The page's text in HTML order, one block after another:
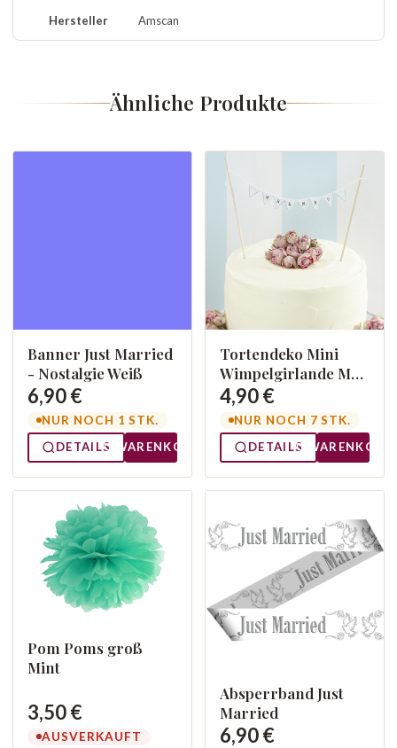
Hersteller Amscan
Ähnliche Produkte
Banner Just Married
- Nostalgie Weiß
6,90 €
NUR NOCH 1 STK.
DETAILS
WARENKORB
Tortendeko Mini
Wimpelgirlande Mr.
& Mrs.
4,90 €
NUR NOCH 7 STK.
DETAILS
WARENKORB
Pom Poms groß
Mint
3,50 €
AUSVERKAUFT
Absperrband Just
Married
6,90 €